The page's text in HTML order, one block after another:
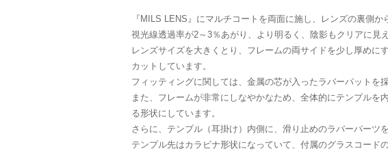
『MILS LENS』にマルチコートを両面に施し、レンズの裏側
視光線透過率が2～3％あがり、より明るく、陰影もクリアに見え
レンズサイズを大きくとり、フレームの両サイドを少し厚めに
カットしています。
フィッティングに関しては、金属の芯が入ったラバーパットを
また、フレームが非常にしなやかなため、全体的にテンプルを
る形状にしています。
さらに、テンプル（耳掛け）内側に、滑り止めのラバーパーツ
テンプル先はカラビナ形状になっていて、付属のグラスコード